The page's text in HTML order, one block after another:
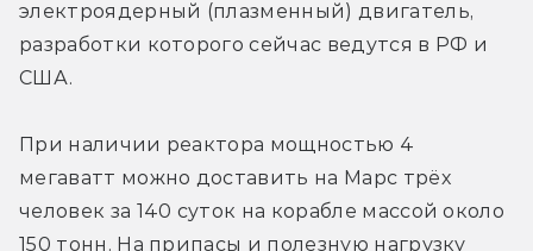
электроядерный (плазменный) двигатель,
разработки которого сейчас ведутся в РФ и
США.
При наличии реактора мощностью 4
мегаватт можно доставить на Марс трёх
человек за 140 суток на корабле массой около
150 тонн. На припасы и полезную нагрузку